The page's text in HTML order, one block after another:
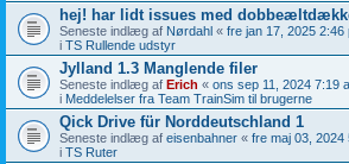
hej! har lidt issues med
Seneste indlæg af Nørdahl « fre jan 17, 2025 2:46
i TS Rullende udstyr
Jylland 1.3 Manglende filer
Seneste indlæg af Erich « ons sep 11, 2024 7:19
i Meddelelser fra Team TrainSim til brugerne
Qick Drive für Norddeutschland 1
Seneste indlæg af eisenbahner « fre maj 03, 2024
i TS Ruter